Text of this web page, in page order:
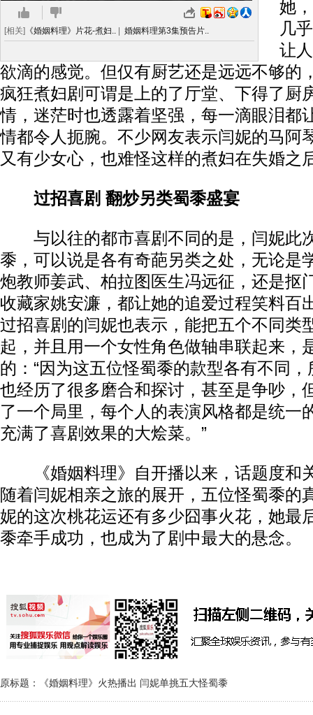
[相关] 《婚姻料理》片花-煮妇.. 婚姻料理第3集预告片..
她
几
让
欲滴的感觉。但仅有厨艺还是远远不够的
疯狂煮妇剧可谓是上的了厅堂、下得了厨
情，迷茫时也透露着坚强，每一滴眼泪都
情都令人扼腕。不少网友表示闫妮的马阿
又有少女心，也难怪这样的煮妇在失婚之
过招喜剧 翻炒另类蜀黍盛宴
与以往的都市喜剧不同的是，闫妮此
黍，可以说是各有奇葩另类之处，无论是
炮教师姜武、柏拉图医生冯远征，还是抠
收藏家姚安濂，都让她的追爱过程笑料百
过招喜剧的闫妮也表示，能把五个不同类
起，并且用一个女性角色做轴串联起来，
的：“因为这五位怪蜀黍的款型各有不同
也经历了很多磨合和探讨，甚至是争吵，
了一个局里，每个人的表演风格都是统一
充满了喜剧效果的大烩菜。”
《婚姻料理》自开播以来，话题度和
随着闫妮相亲之旅的展开，五位怪蜀黍的
妮的这次桃花运还有多少囧事火花，她最
黍牵手成功，也成为了剧中最大的悬念。
原标题：《婚姻料理》火热播出 闫妮单挑五大怪蜀黍